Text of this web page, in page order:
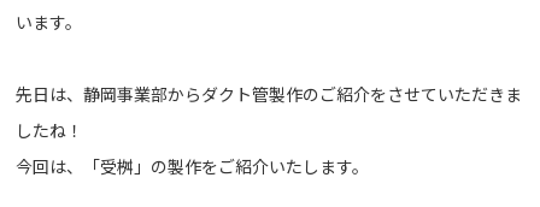
います。
先日は、静岡事業部からダクト管製作のご紹介をさせていただきま
したね！
今回は、「受桝」の製作をご紹介いたします。